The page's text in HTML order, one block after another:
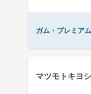
ガム・プレミア
マツモトキヨ